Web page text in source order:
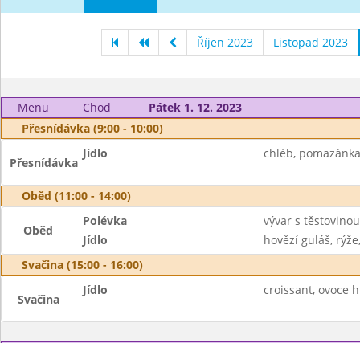
Říjen 2023 Listopad 2023
Menu Chod
Pátek 1. 12. 2023
Přesnídávka (9:00 - 10:00)
Přesnídávka
Jídlo chléb,
Oběd (11:00 - 14:00)
Oběd
Polévka
vývar s těstovinou
Jídlo
hovězí guláš,
Svačina (15:00 - 16:00)
Svačina
Jídlo croissant, ovoce